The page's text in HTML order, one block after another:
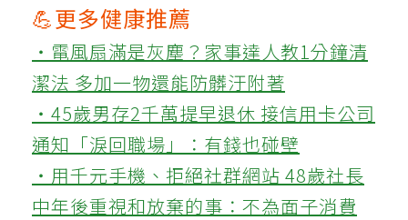
💪更多健康推薦
‧電風扇滿是灰塵？家事達人教1分鐘清
潔法 多加一物還能防髒汙附著
‧45歲男存2千萬提早退休 接信用卡公司
通知「淚回職場」：有錢也碰壁
‧用千元手機、拒絕社群網站 48歲社長
中年後重視和放棄的事：不為面子消費